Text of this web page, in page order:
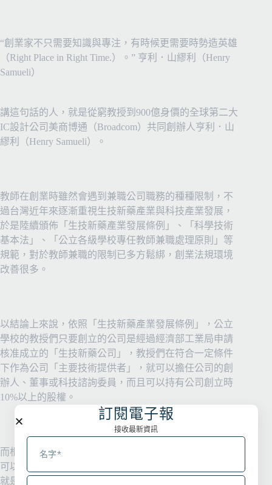
“創業家不只需要知識與專注，有時候更需要時勢造英雄
（Right Place in Right Time.）。” 亨利．山繆利（Henry
Samueli）
講這句話的人，就是從窮教授到 900億身價的全球第二大
IC設計公司美商博通（Broadcom）共同創辦人亨利．山
繆利（Henry Samueli）。
教師在創業時雖然會遇到兼職公司職務的種種限制，不
過台灣近年來逐漸重視生技新藥產業與科技產業發展，
於是陸續頒佈「生技新藥產業發展條例」、「科學技術
基本法」、「公立各級學校專任教師兼職處理原則」等
規範，對於教師兼職的限制已多方鬆綁，創業法規環境
改善很多。
以結論上來說，依照「生技新藥產業發展條例」，公立
學校的教授們只要創立的公司是經過經濟部工業局申請
核准成立的「生技新藥公司」，教授們在符合一定條件
下作為公司「主要技術提供者」，就可以擔任公司的創
辦人、董事或科技諮詢委員，而且可以持有公司創立時
10%以上的股權。
而根據經濟部解釋，從事研發的「公立大專校院系所」
可以視為廣義的「政府研究機構」，老師及團隊解釋上
就是該研究機構的研究人員，因此在公立學校中兼任行
訂閱電子報
接收最新資訊